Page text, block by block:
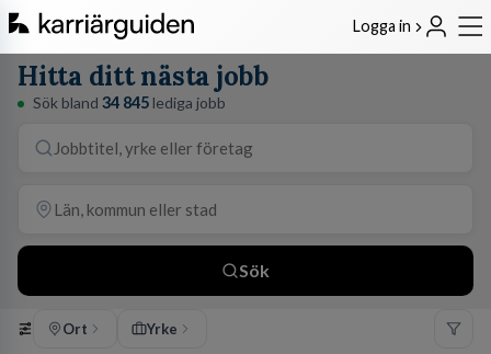
Logga in
Hitta ditt nästa jobb
Sök bland 34 845 lediga jobb
Sök
Ort Yrke